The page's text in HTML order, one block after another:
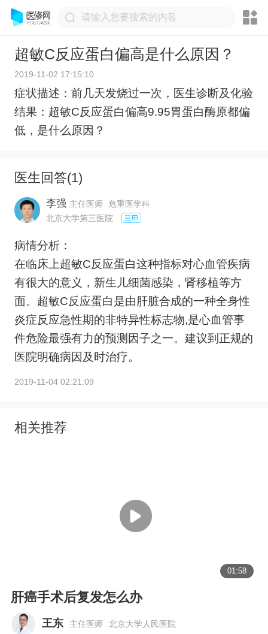
超敏C反应蛋白偏高是什么原因？
2019-11-02 17:15:10
症状描述：前几天发烧过一次，医生诊断及化验
结果：超敏C反应蛋白偏高9.95胃蛋白酶原都偏
低，是什么原因？
医生回答(1)
李强 主任医师 危重医学科
北京大学第三医院
病情分析：
在临床上超敏C反应蛋白这种指标对心血管疾病
有很大的意义，新生儿细菌感染，肾移植等方
面。超敏C反应蛋白是由肝脏合成的一种全身性
炎症反应急性期的非特异性标志物,是心血管事
件危险最强有力的预测因子之一。建议到正规的
医院明确病因及时治疗。
2019-11-04 02:21:09
相关推荐
01:58
肝癌手术后复发怎么办
王东 主任医师 北京大学人民医院